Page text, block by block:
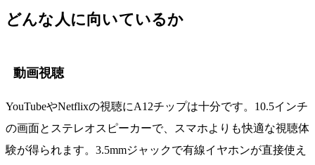
どんな人に向いているか
動画視聴
YouTubeやNetflixの視聴にA12チップは十分です。10.5インチ
の画面とステレオスピーカーで、スマホよりも快適な視聴体
験が得られます。3.5mmジャックで有線イヤホンが直接使え